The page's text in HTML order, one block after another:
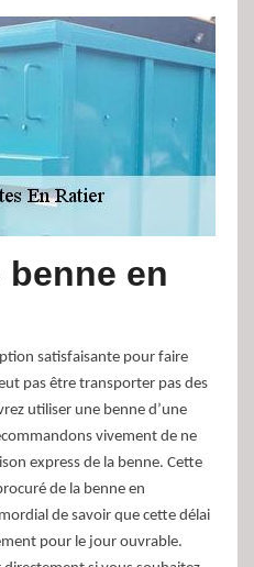
en
satisfaisante pour faire
pas être transporter pas des
utiliser une benne d’une
vivement de ne
express de la benne. Cette
de la benne en
de savoir que cette délai
pour le jour ouvrable.